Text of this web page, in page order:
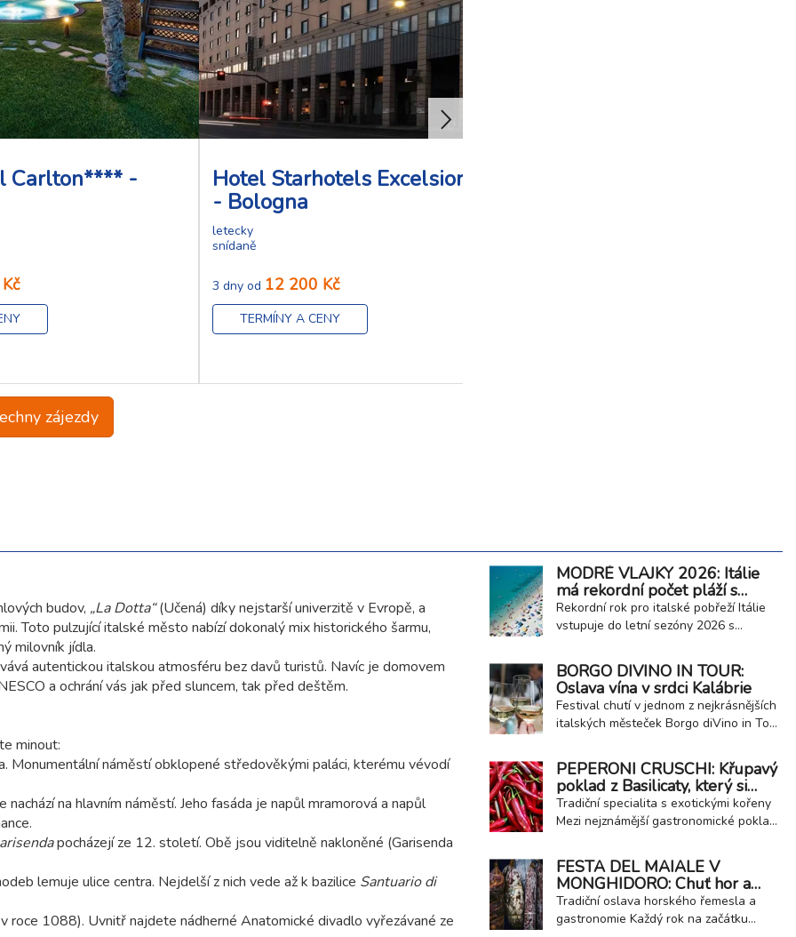
Carlton**** -
Hotel Starhotels Excelsior****
- Bologna
letecky
snídaně
3 dny od 12 200 Kč
TERMÍNY A CENY
zájezdy
MODRÉ VLAJKY 2026: Itálie
má rekordní počet pláží s
oceněním kvality
Rekordní rok pro italské pobřeží Itálie
vstupuje do letní sezóny 2026 s
neboli Modrá vlajka. Toto prestižní
mezinárodní ocenění získalo celkem 257
přímořských a jezerních obcí, což
potvrzuje vysokou kvalitu místních pláží,
čistotu vody i úroveň poskytovaných...
BORGO DIVINO IN TOUR:
Oslava vína v srdci Kalábrie
Festival chutí v jednom z nejkrásnějších
italských městeček Borgo diVino in Tour
propojuje italská historická městečka,
kvalitní víno a regionální gastronomii.
Jednou ze zastávek této oblíbené akce
je také malebné kalábrijské městečko
Fiumefreddo Bruzio...
PEPERONI CRUSCHI: Křupavý
poklad z Basilicaty, který si
získal celou Itálii
Tradiční specialita s exotickými kořeny
Mezi nejznámější gastronomické poklady
cruschi ze města Senise. Tyto sušené
papriky s chráněným zeměpisným
označením PGI jsou dnes nedílnou
součástí místní kuchyně, přesto jejich
historie sahá až do Karibiku. Do jižní...
FESTA DEL MAIALE V
MONGHIDORO: Chuť hor a
tradice norcinského řemesla
Tradiční oslava horského řemesla a
gastronomie Každý rok na začátku
budov, „La Dotta“(Učená) díky nejstarší univerzitě v Evropě, a
Toto pulzující italské město nabízí dokonalý mix historického šarmu,
milovník jídla.
autentickou italskou atmosféru bez davů turistů. Navíc je domovem
a ochrání vás jak před sluncem, tak před deštěm.
minout:
Monumentální náměstí obklopené středověkými paláci, kterému vévodí
na hlavním náměstí. Jeho fasáda je napůl mramorová a napůl
pocházejí ze 12. století. Obě jsou viditelně nakloněné (Garisenda
lemuje ulice centra. Nejdelší z nich vede až k bazilice Santuario di
roce 1088). Uvnitř najdete nádherné Anatomické divadlo vyřezávané ze